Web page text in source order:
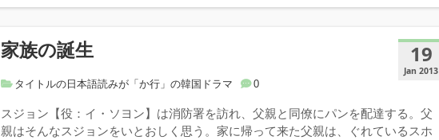
19
Jan 2013
家族の誕生
タイトルの日本語読みが「か行」の韓国ドラマ 0
スジョン【役：イ・ソヨン】は消防署を訪れ、父親と同僚にパンを配達する。父
親はそんなスジョンをいとおしく思う。家に帰って来た父親は、ぐれているスホ